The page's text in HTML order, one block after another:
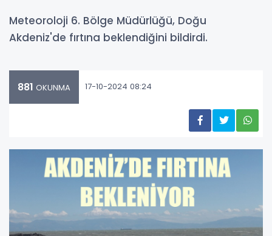
Meteoroloji 6. Bölge Müdürlüğü, Doğu
Akdeniz'de fırtına beklendiğini bildirdi.
881 OKUNMA 17-10-2024 08:24